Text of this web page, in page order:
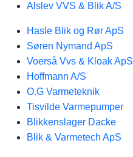
Alslev VVS & Blik A/S
Hasle Blik og Rør ApS
Søren Nymand ApS
Voerså Vvs & Kloak ApS
Hoffmann A/S
O.G Varmeteknik
Tisvilde Varmepumper
Blikkenslager Dacke
Blik & Varmetech ApS